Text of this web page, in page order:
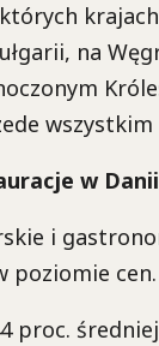
na
wszystkim
w
i
poziomie cen.
proc.